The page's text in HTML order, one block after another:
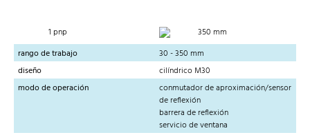
1 pnp
350 mm
rango de trabajo
30 - 350 mm
diseño
cilíndrico M30
modo de operación
conmutador de aproximación/sensor
de reflexión
barrera de reflexión
servicio de ventana